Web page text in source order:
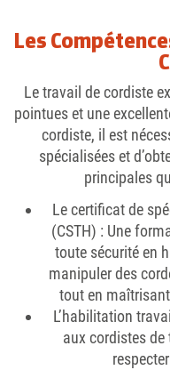
Les
Le travail de cordiste
pointues et une
cordiste, il est
spécialisées et
principales
Le certificat de
(CSTH) : Une
toute sécurité en
manipuler des
tout en
L’habilitation
aux cordistes